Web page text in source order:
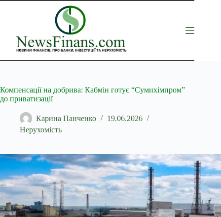
Перейти
Компенсації на добрива: Кабмін готує “Сумихімпром”
до приватизації
Карина Панченко
19.06.2026
Нерухомість